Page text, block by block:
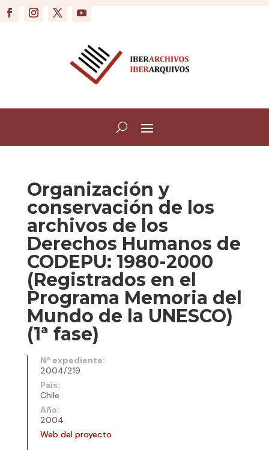
Organización y
conservación de los
archivos de los
Derechos Humanos de
CODEPU: 1980-2000
(Registrados en el
Programa Memoria del
Mundo de la UNESCO)
(1ª fase)
Nº expediente:
2004/219
País:
Chile
Año:
2004
Web del proyecto